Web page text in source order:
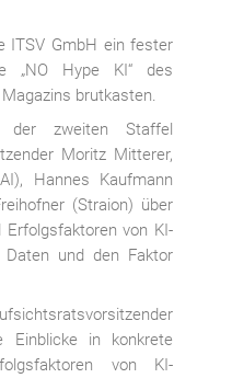
ITSV GmbH ein fester
„NO Hype KI“ des
brutkasten.
zweiten Staffel
Moritz Mitterer,
Hannes Kaufmann
(Straion) über
Erfolgsfaktoren von KI-
Daten und den Faktor
Einblicke in konkrete
von KI-